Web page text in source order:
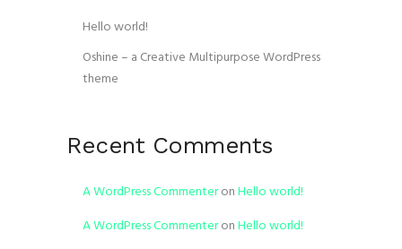
Hello world!
Oshine – a Creative Multipurpose WordPress
theme
Recent Comments
A WordPress CommenteronHello world!
A WordPress CommenteronHello world!